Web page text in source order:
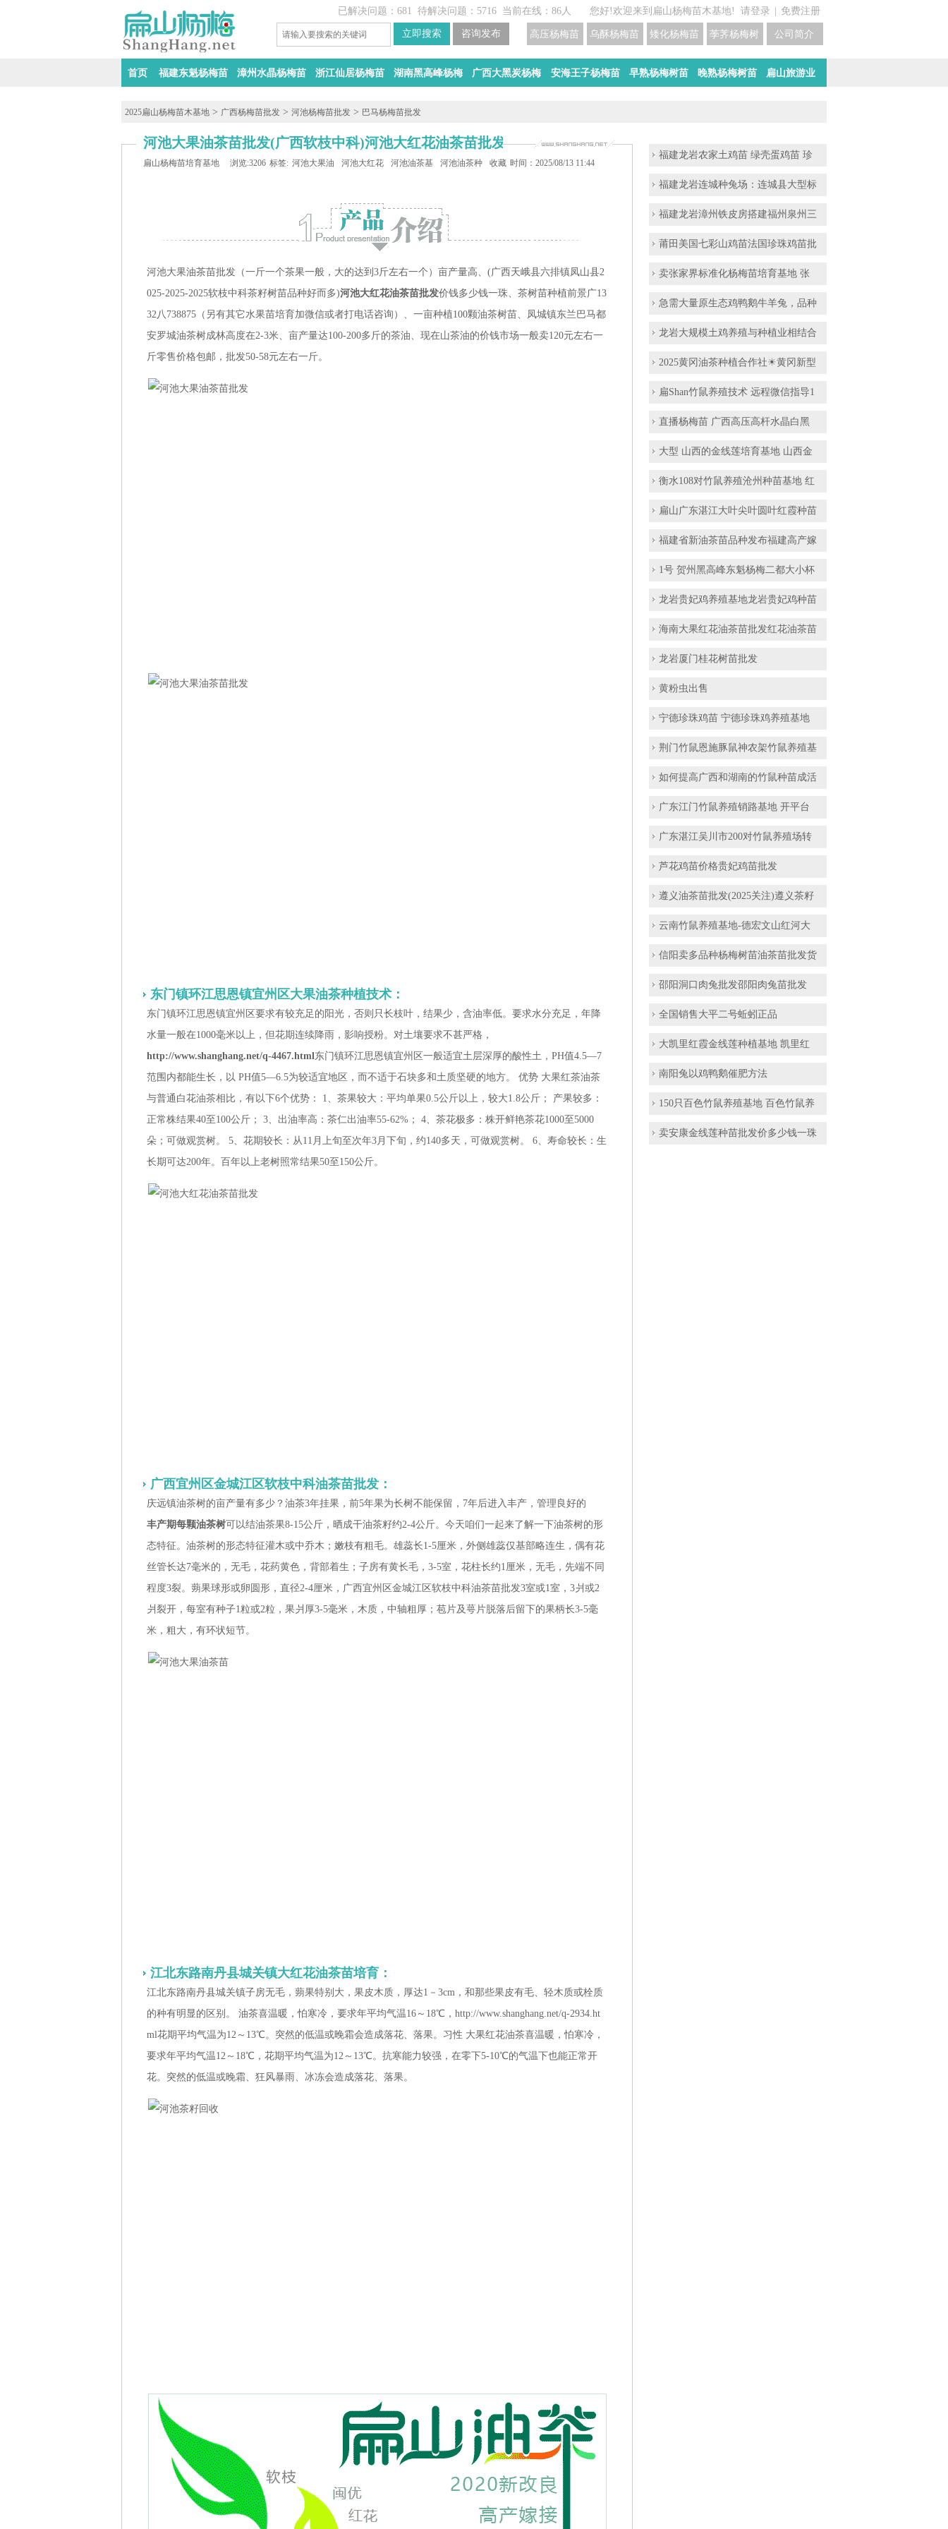
您好!欢迎来到扁山杨梅苗木基地! 请登录 免费注册
已解决问题：681 待解决问题：5716 当前在线：86人
公司简介
荸荠杨梅树苗培育
矮化杨梅苗价格
乌酥杨梅苗培育基地
高压杨梅苗
首页 福建东魁杨梅苗 漳州水晶杨梅苗 浙江仙居杨梅苗 湖南黑高峰杨梅 广西大黑炭杨梅 安海王子杨梅苗 早熟杨梅树苗 晚熟杨梅树苗 扁山旅游业
2025扁山杨梅苗木基地 > 广西杨梅苗批发 > 河池杨梅苗批发 > 巴马杨梅苗批发
河池大果油茶苗批发(广西软枝中科)河池大红花油茶苗批发
扁山杨梅苗培育基地 浏览:3206 标签: 河池大果油茶苗批发河池大红花油茶苗批发
河池油茶基地河池油茶种植收藏 时间：2025/08/13 11:44
河池大果油茶苗批发（一斤一个茶果一般，大的达到3斤左右一个）亩产量高、(广西天峨县六排镇凤山县2
025-2025-2025软枝中科茶籽树苗品种好而多)河池大红花油茶苗批发价钱多少钱一珠、茶树苗种植前景广13
32八738875（另有其它水果苗培育加微信或者打电话咨询）、一亩种植100颗油茶树苗、凤城镇东兰巴马都
安罗城油茶树成林高度在2-3米、亩产量达100-200多斤的茶油、现在山茶油的价钱市场一般卖120元左右一
斤零售价格包邮，批发50-58元左右一斤。
东门镇环江思恩镇宜州区大果油茶种植技术：
东门镇环江思恩镇宜州区要求有较充足的阳光，否则只长枝叶，结果少，含油率低。要求水分充足，年降
水量一般在1000毫米以上，但花期连续降雨，影响授粉。对土壤要求不甚严格，
http://www.shanghang.net/q-4467.html东门镇环江思恩镇宜州区一般适宜土层深厚的酸性土，PH值4.5—7
范围内都能生长，以 PH值5—6.5为较适宜地区，而不适于石块多和土质坚硬的地方。 优势 大果红茶油茶
与普通白花油茶相比，有以下6个优势： 1、茶果较大：平均单果0.5公斤以上，较大1.8公斤； 产果较多：
正常株结果40至100公斤； 3、出油率高：茶仁出油率55-62%； 4、茶花极多：株开鲜艳茶花1000至5000
朵；可做观赏树。 5、花期较长：从11月上旬至次年3月下旬，约140多天，可做观赏树。 6、寿命较长：生
长期可达200年。百年以上老树照常结果50至150公斤。
广西宜州区金城江区软枝中科油茶苗批发：
庆远镇油茶树的亩产量有多少？油茶3年挂果，前5年果为长树不能保留，7年后进入丰产，管理良好的
丰产期每颗油茶树可以结油茶果8-15公斤，晒成干油茶籽约2-4公斤。今天咱们一起来了解一下油茶树的形
态特征。油茶树的形态特征灌木或中乔木；嫩枝有粗毛。雄蕊长1-5厘米，外侧雄蕊仅基部略连生，偶有花
丝管长达7毫米的，无毛，花药黄色，背部着生；子房有黄长毛，3-5室，花柱长约1厘米，无毛，先端不同
程度3裂。蒴果球形或卵圆形，直径2-4厘米，广西宜州区金城江区软枝中科油茶苗批发3室或1室，3爿或2
爿裂开，每室有种子1粒或2粒，果爿厚3-5毫米，木质，中轴粗厚；苞片及萼片脱落后留下的果柄长3-5毫
米，粗大，有环状短节。
江北东路南丹县城关镇大红花油茶苗培育：
江北东路南丹县城关镇子房无毛，蒴果特别大，果皮木质，厚达1－3cm，和那些果皮有毛、轻木质或栓质
的种有明显的区别。 油茶喜温暖，怕寒冷，要求年平均气温16～18℃，http://www.shanghang.net/q-2934.ht
ml花期平均气温为12～13℃。突然的低温或晚霜会造成落花、落果。习性 大果红花油茶喜温暖，怕寒冷，
要求年平均气温12～18℃，花期平均气温为12～13℃。抗寒能力较强，在零下5-10℃的气温下也能正常开
花。突然的低温或晚霜、狂风暴雨、冰冻会造成落花、落果。
福建龙岩农家土鸡苗 绿壳蛋鸡苗 珍
福建龙岩连城种兔场：连城县大型标
福建龙岩漳州铁皮房搭建福州泉州三
莆田美国七彩山鸡苗法国珍珠鸡苗批
卖张家界标准化杨梅苗培育基地 张
急需大量原生态鸡鸭鹅牛羊兔，品种
龙岩大规模土鸡养殖与种植业相结合
2025黄冈油茶种植合作社☀黄冈新型
扁Shan竹鼠养殖技术 远程微信指导1
直播杨梅苗 广西高压高杆水晶白黑
大型 山西的金线莲培育基地 山西金
衡水108对竹鼠养殖沧州种苗基地 红
扁山广东湛江大叶尖叶圆叶红霞种苗
福建省新油茶苗品种发布福建高产嫁
1号 贺州黑高峰东魁杨梅二都大小杯
龙岩贵妃鸡养殖基地龙岩贵妃鸡种苗
海南大果红花油茶苗批发红花油茶苗
龙岩厦门桂花树苗批发
黄粉虫出售
宁德珍珠鸡苗 宁德珍珠鸡养殖基地
荆门竹鼠恩施豚鼠神农架竹鼠养殖基
如何提高广西和湖南的竹鼠种苗成活
广东江门竹鼠养殖销路基地 开平台
广东湛江吴川市200对竹鼠养殖场转
芦花鸡苗价格贵妃鸡苗批发
遵义油茶苗批发(2025关注)遵义茶籽
云南竹鼠养殖基地-德宏文山红河大
信阳卖多品种杨梅树苗油茶苗批发货
邵阳洞口肉兔批发邵阳肉兔苗批发
全国销售大平二号蚯蚓正品
大凯里红霞金线莲种植基地 凯里红
南阳兔以鸡鸭鹅催肥方法
150只百色竹鼠养殖基地 百色竹鼠养
卖安康金线莲种苗批发价多少钱一珠